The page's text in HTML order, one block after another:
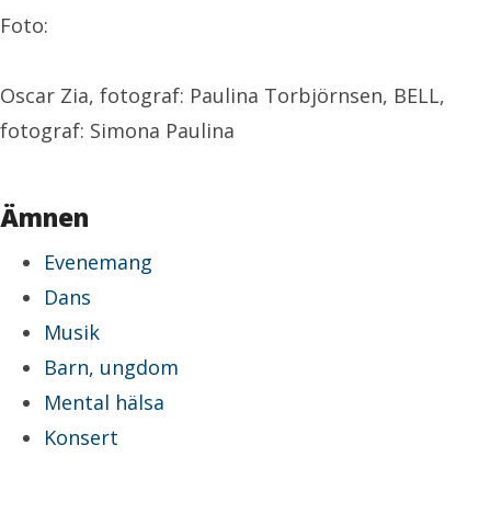
Foto:
Oscar Zia, fotograf: Paulina Torbjörnsen, BELL,
fotograf: Simona Paulina
Ämnen
Evenemang
Dans
Musik
Barn, ungdom
Mental hälsa
Konsert